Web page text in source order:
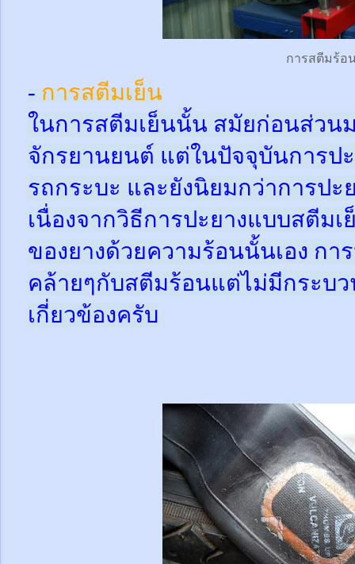
การสตีมร้อ
- การสตีมเย็น
ในการสตีมเย็นนั้น สมัยก่อนส่วน
จักรยานยนต์ แต่ในปัจจุบันการป
รถกระบะ และยังนิยมกว่าการป
เนื่องจากวิธีการปะยางแบบสตีม
ของยางด้วยความร้อนนั้นเอง กา
คล้ายๆกับสตีมร้อนแต่ไม่มีกระบ
เกี่ยวข้องครับ